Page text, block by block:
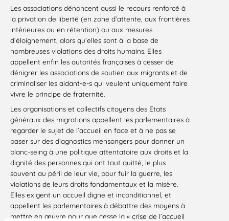
Les associations dénoncent aussi le recours renforcé à
la privation de liberté (en zone d’attente, aux frontières
intérieures ou en rétention) ou aux mesures
d’éloignement, alors qu’elles sont à la base de
nombreuses violations des droits humains. Elles
appellent enfin les autorités françaises à cesser de
dénigrer les associations de soutien aux migrants et de
criminaliser les aidant-e-s qui veulent uniquement faire
vivre le principe de fraternité.
Les organisations et collectifs citoyens des Etats
généraux des migrations appellent les parlementaires à
regarder le sujet de l’accueil en face et à ne pas se
baser sur des diagnostics mensongers pour donner un
blanc-seing à une politique attentatoire aux droits et la
dignité des personnes qui ont tout quitté, le plus
souvent au péril de leur vie, pour fuir la guerre, les
violations de leurs droits fondamentaux et la misère.
Elles exigent un accueil digne et inconditionnel, et
appellent les parlementaires à débattre des moyens à
mettre en œuvre pour que cesse la « crise de l’accueil